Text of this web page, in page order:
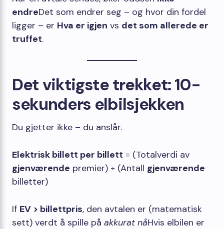
endreDet som endrer seg – og hvor din fordel
ligger – er Hva er igjen vs det som allerede er
truffet.
Det viktigste trekket: 10-
sekunders elbilsjekken
Du gjetter ikke – du anslår.
Elektrisk billett per billett = (Totalverdi av
gjenværende premier) ÷ (Antall gjenværende
billetter)
If EV > billettpris, den avtalen er (matematisk
sett) verdt å spille på akkurat nåHvis elbilen er